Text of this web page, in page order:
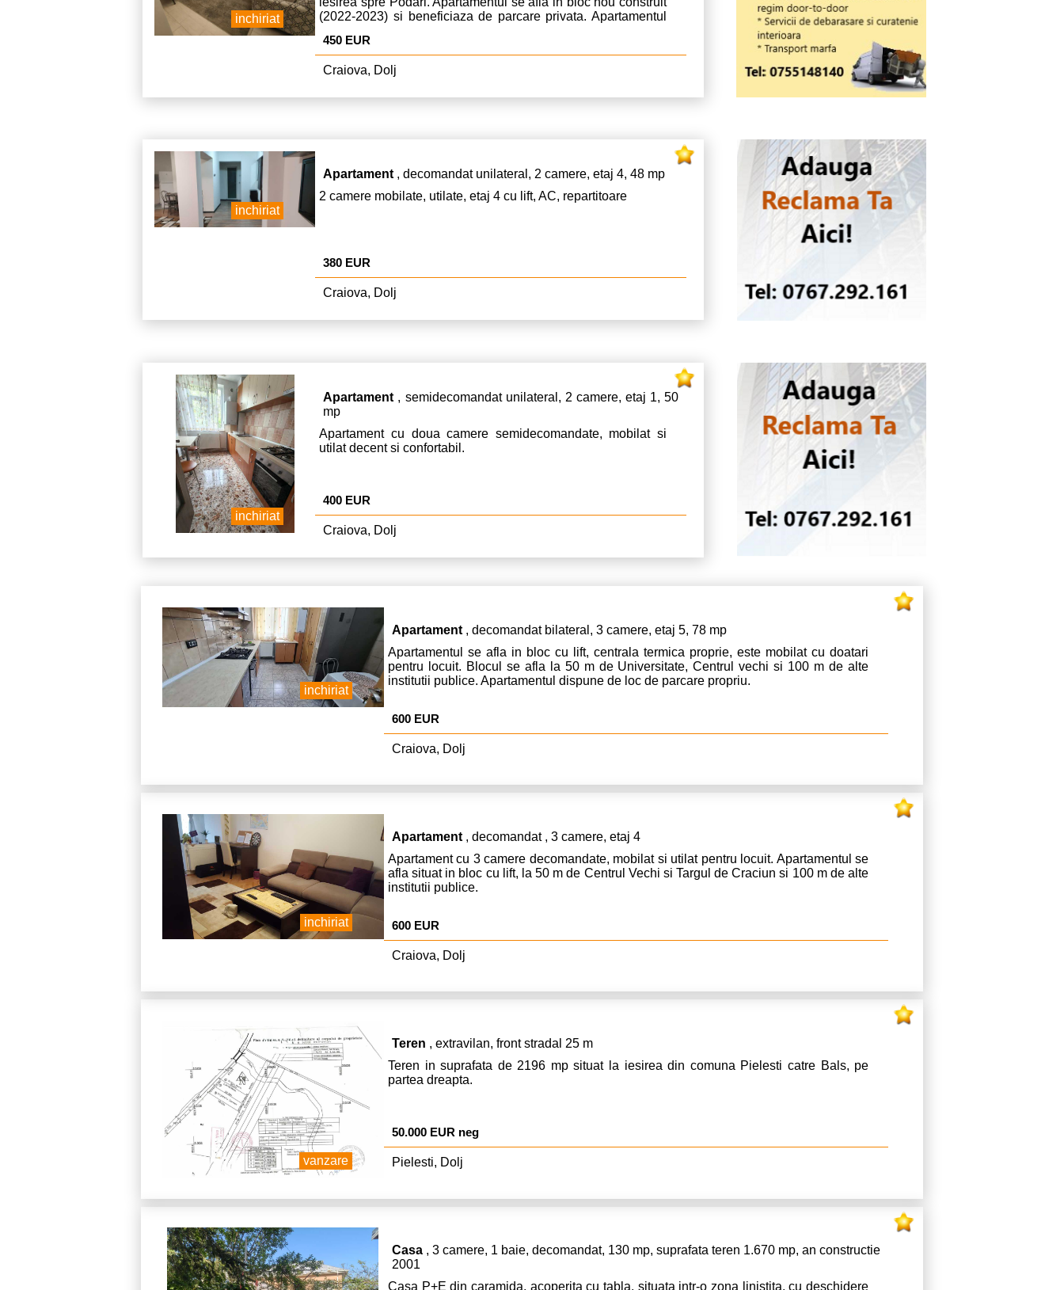
inchiriat
(2022-2023) si beneficiaza de parcare privata. Apartamentul
450 EUR
Craiova, Dolj
inchiriat
Apartament , decomandat unilateral, 2 camere, etaj 4, 48 mp
2 camere mobilate, utilate, etaj 4 cu lift, AC, repartitoare
380 EUR
Craiova, Dolj
inchiriat
Apartament , semidecomandat unilateral, 2 camere, etaj 1, 50
mp
Apartament cu doua camere semidecomandate, mobilat si
utilat decent si confortabil.
400 EUR
Craiova, Dolj
inchiriat
Apartament , decomandat bilateral, 3 camere, etaj 5, 78 mp
Apartamentul se afla in bloc cu lift, centrala termica proprie, este mobilat cu doatari
pentru locuit. Blocul se afla la 50 m de Universitate, Centrul vechi si 100 m de alte
institutii publice. Apartamentul dispune de loc de parcare propriu.
600 EUR
Craiova, Dolj
inchiriat
Apartament , decomandat , 3 camere, etaj 4
Apartament cu 3 camere decomandate, mobilat si utilat pentru locuit. Apartamentul se
afla situat in bloc cu lift, la 50 m de Centrul Vechi si Targul de Craciun si 100 m de alte
institutii publice.
600 EUR
Craiova, Dolj
vanzare
Teren , extravilan, front stradal 25 m
Teren in suprafata de 2196 mp situat la iesirea din comuna Pielesti catre Bals, pe
partea dreapta.
50.000 EUR neg
Pielesti, Dolj
Casa , 3 camere, 1 baie, decomandat, 130 mp, suprafata teren 1.670 mp, an constructie
2001
Casa P+E din caramida, acoperita cu tabla, situata intr-o zona linistita, cu deschidere